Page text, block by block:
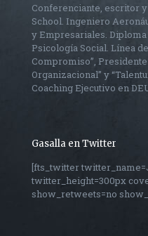
Conferenciante, escritor
School. Ingeniero
y Empresariales.
Psicología Social. Línea
Compromiso”,
Organizacional” y
Coaching Ejecutivo en
Gasalla en Twitter
[fts_twitter
twitter_height=300px
show_retweets=no